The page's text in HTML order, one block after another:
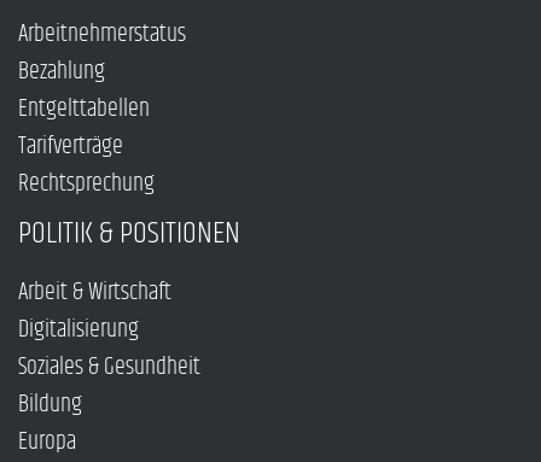
Arbeitnehmerstatus
Bezahlung
Entgelttabellen
Tarifverträge
Rechtsprechung
POLITIK & POSITIONEN
Arbeit & Wirtschaft
Digitalisierung
Soziales & Gesundheit
Bildung
Europa